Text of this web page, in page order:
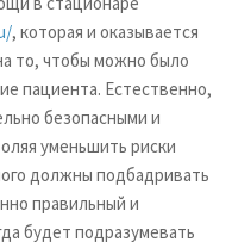
, которая и оказывается
то, чтобы можно было
пациента. Естественно,
безопасными и
уменьшить риски
должны подбадривать
правильный и
будет подразумевать